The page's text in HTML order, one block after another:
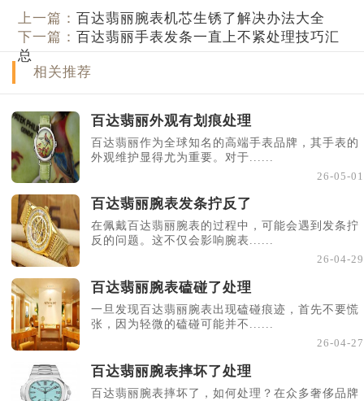
上一篇：百达翡丽腕表机芯生锈了解决办法大全
下一篇：百达翡丽手表发条一直上不紧处理技巧汇
总
相关推荐
百达翡丽外观有划痕处理
百达翡丽作为全球知名的高端手表品牌，其手表的
外观维护显得尤为重要。对于......
26-05-01
百达翡丽腕表发条拧反了
在佩戴百达翡丽腕表的过程中，可能会遇到发条拧
反的问题。这不仅会影响腕表......
26-04-29
百达翡丽腕表磕碰了处理
一旦发现百达翡丽腕表出现磕碰痕迹，首先不要慌
张，因为轻微的磕碰可能并不......
26-04-27
百达翡丽腕表摔坏了处理
百达翡丽腕表摔坏了，如何处理？在众多奢侈品牌